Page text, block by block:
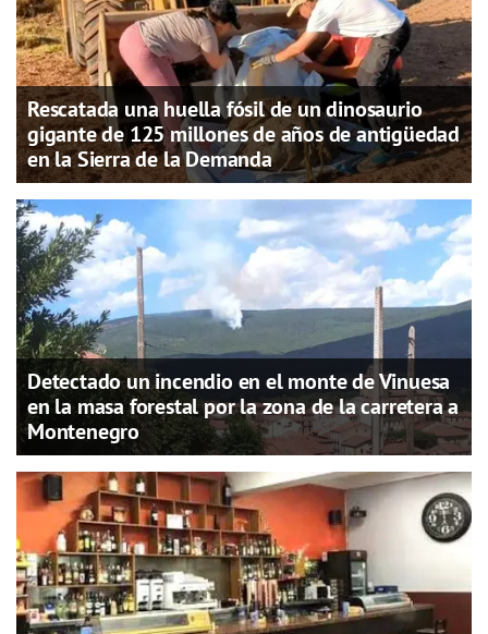
Rescatada una huella fósil de un dinosaurio
gigante de 125 millones de años de antigüedad
en la Sierra de la Demanda
Detectado un incendio en el monte de Vinuesa
en la masa forestal por la zona de la carretera a
Montenegro